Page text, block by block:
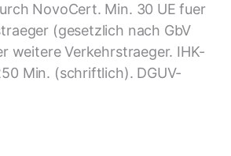
NovoCert. Min. 30 UE fuer
(gesetzlich nach GbV
weitere Verkehrstraeger. IHK-
Min. (schriftlich). DGUV-